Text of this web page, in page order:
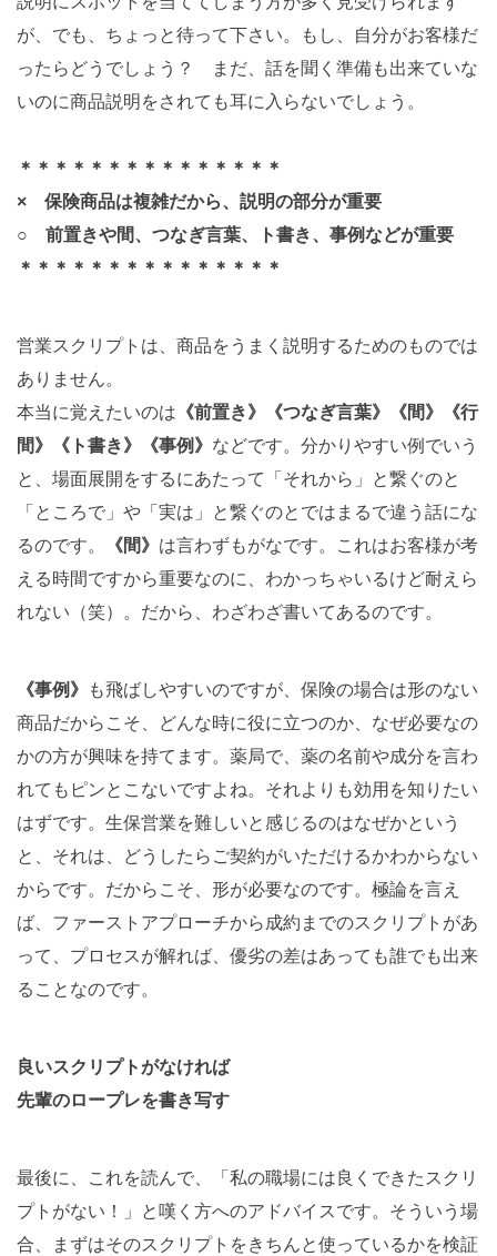
が、でも、ちょっと待って下さい。もし、自分がお客様だ
ったらどうでしょう？ まだ、話を聞く準備も出来ていな
いのに商品説明をされても耳に入らないでしょう。
＊＊＊＊＊＊＊＊＊＊＊＊＊＊＊
× 保険商品は複雑だから、説明の部分が重要
○ 前置きや間、つなぎ言葉、ト書き、事例などが重要
＊＊＊＊＊＊＊＊＊＊＊＊＊＊＊
営業スクリプトは、商品をうまく説明するためのものでは
ありません。
本当に覚えたいのは 《前置き》《つなぎ言葉》《間》《行
間》《ト書き》《事例》 などです。分かりやすい例でいう
と、場面展開をするにあたって「それから」と繋ぐのと
「ところで」や「実は」と繋ぐのとではまるで違う話にな
るのです。
《間》 は言わずもがなです。これはお客様が考
える時間ですから重要なのに、わかっちゃいるけど耐えら
れない（笑）。だから、わざわざ書いてあるのです。
《事例》
も飛ばしやすいのですが、保険の場合は形のない
商品だからこそ、どんな時に役に立つのか、なぜ必要なの
かの方が興味を持てます。薬局で、薬の名前や成分を言わ
れてもピンとこないですよね。それよりも効用を知りたい
はずです。生保営業を難しいと感じるのはなぜかという
と、それは、どうしたらご契約がいただけるかわからない
からです。だからこそ、形が必要なのです。極論を言え
ば、ファーストアプローチから成約までのスクリプトがあ
って、プロセスが解れば、優劣の差はあっても誰でも出来
ることなのです。
良いスクリプトがなければ
先輩のロープレを書き写す
最後に、これを読んで、「私の職場には良くできたスクリ
プトがない！」と嘆く方へのアドバイスです。そういう場
合、まずはそのスクリプトをきちんと使っているかを検証